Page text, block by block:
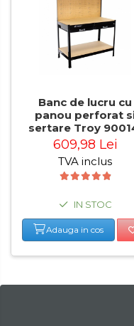
Banc de lucru cu
panou perforat
sertare Troy
100 Kg
609,98 Lei
TVA inclus
IN STOC
Adauga in cos